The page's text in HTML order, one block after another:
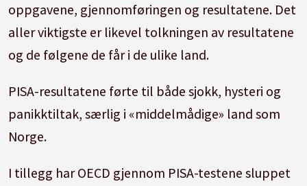
oppgavene, gjennomføringen og resultatene. Det
aller viktigste er likevel tolkningen av resultatene
og de følgene de får i de ulike land.
PISA-resultatene førte til både sjokk, hysteri og
panikktiltak, særlig i «middelmådige» land som
Norge.
I tillegg har OECD gjennom PISA-testene sluppet